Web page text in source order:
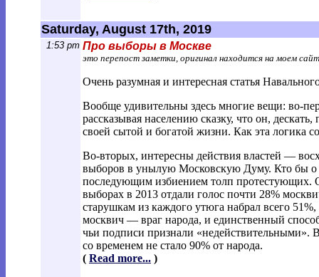
Saturday, August 17th, 2019
1:53 pm Про выборы в Москве
это перепост заметки, оригинал находится на моем
Очень разумная и интересная статья
Вообще удивительны здесь многие вещи: во-
рассказывая населению сказку, что он,
своей сытой и богатой жизни. Как эта логика
Во-вторых, интересны действия властей —
выборов в унылую Московскую Думу. Кто бы о
последующим избиением толп протестующих.
выборах в 2013 отдали голос почти 28%
старушкам из каждого утюга набрал всего
москвич — враг народа, и единственный
чьи подписи признали «недействительными».
со временем не стало 90% от народа.
( Read more... )